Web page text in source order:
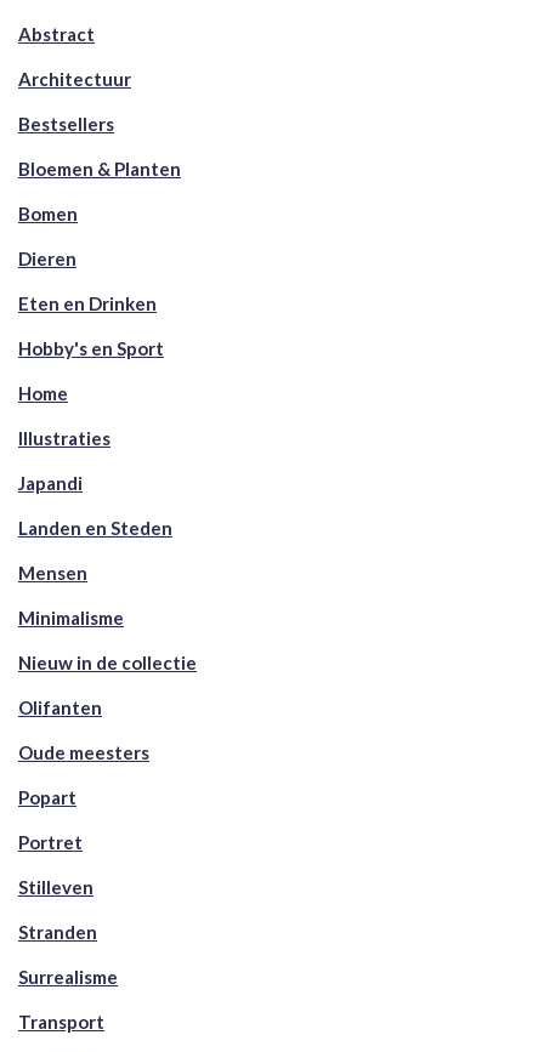
Abstract
Architectuur
Bestsellers
Bloemen & Planten
Bomen
Dieren
Eten en Drinken
Hobby's en Sport
Home
Illustraties
Japandi
Landen en Steden
Mensen
Minimalisme
Nieuw in de collectie
Olifanten
Oude meesters
Popart
Portret
Stilleven
Stranden
Surrealisme
Transport